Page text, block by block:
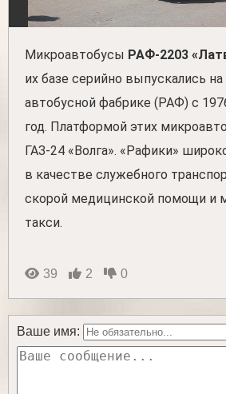
Микроавтобусы РАФ-2203
их базе серийно выпускались
автобусной фабрике (РАФ) с
год. Платформой этих
ГАЗ-24 «Волга». «Рафики»
в качестве служебного
скорой медицинской помощи и
такси.
39 2 0
Ваше имя: